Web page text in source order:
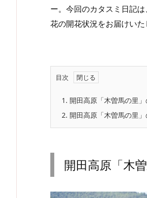
ー。今回のカタスミ日記
花の開花状況をお届けいた
目次
1. 開田高原「木曽馬の里
2. 開田高原「木曽馬の里
開田高原「木